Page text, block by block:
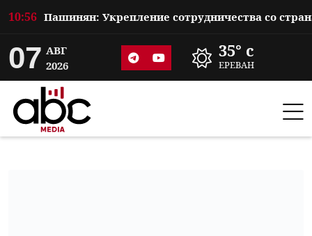
10:56
07 АВГ
2026
35° c
ЕРЕВАН